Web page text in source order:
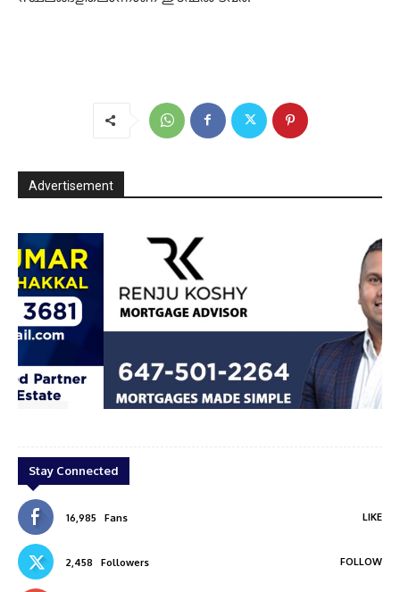
Advertisement
Stay Connected
16,985 Fans LIKE
2,458 Followers FOLLOW